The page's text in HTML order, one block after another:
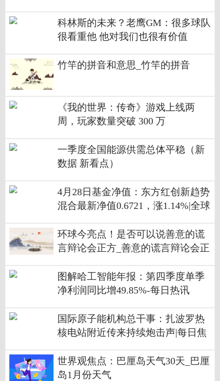
科林斯的未来？老鹰GM：很多球队
很看重他 他对我们也很有价值
竹竿的拼音和意思_竹竿的拼音
《我的世界：传奇》游戏上线两
周，玩家数量突破 300 万
一季度全国能源供需总体平稳（新
数据 新看点）
4月28日基金净值：东方红创新趋势
混合最新净值0.6721，涨1.14%|全球
环球今亮点！是否可以说善意的谎
言辩论会正方_善意的谎言辩论会正
图解哈工智能年报：第四季度单季
净利润同比增49.85%-每日热讯
国际原子能机构总干事：扎波罗热
核电站附近传来持续炮击声|每日焦
世界观焦点：巴厘岛天气30天_巴厘
岛1月份天气